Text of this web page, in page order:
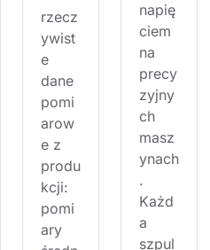
rzecz
ywist
e
dane
pomi
arow
e z
produ
kcji:
pomi
ary
napię
ciem
na
precy
zyjny
ch
masz
ynach
.
Każd
a
szpul